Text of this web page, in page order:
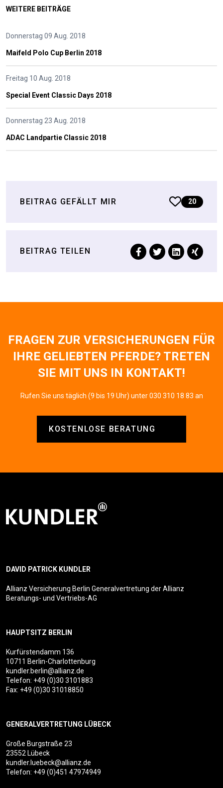
WEITERE BEITRÄGE
Donnerstag 09 Aug. 2018
Maifeld Polo Cup Berlin 2018
Freitag 10 Aug. 2018
Special Event Classic Days 2018
Donnerstag 23 Aug. 2018
ADAC Landpartie Classic 2018
BEITRAG GEFÄLLT MIR 20
BEITRAG TEILEN
FRAGEN ZUR VERSICHERUNGEN FÜR
IHRE GELIEBTEN PFERDE? TRETEN
SIE MIT UNS IN KONTAKT!
Rufen Sie uns täglich (9 bis 19 Uhr) unter 030 310 18 83 an
KOSTENLOSE BERATUNG
DAVID PATRICK KUNDLER
Allianz Versicherung Berlin Generalvertretung der Allianz
Beratungs- und Vertriebs-AG
HAUPTSITZ BERLIN
Kurfürstendamm 136
10711 Berlin-Charlottenburg
kundler.berlin@allianz.de
Telefon: +49 (0)30 3101883
Fax: +49 (0)30 31018850
GENERALVERTRETUNG LÜBECK
Große Burgstraße 23
23552 Lübeck
kundler.luebeck@allianz.de
Telefon: +49 (0)451 47974949